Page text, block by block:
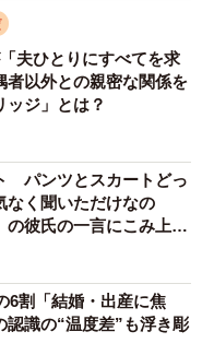
夫ひとりにすべてを求
以外との親密な関係を
ッジ」とは？
パンツとスカートどっ
く聞いただけなの
彼氏の一言にこみ上げ
6割「結婚・出産に焦
識の“温度差”も浮き彫